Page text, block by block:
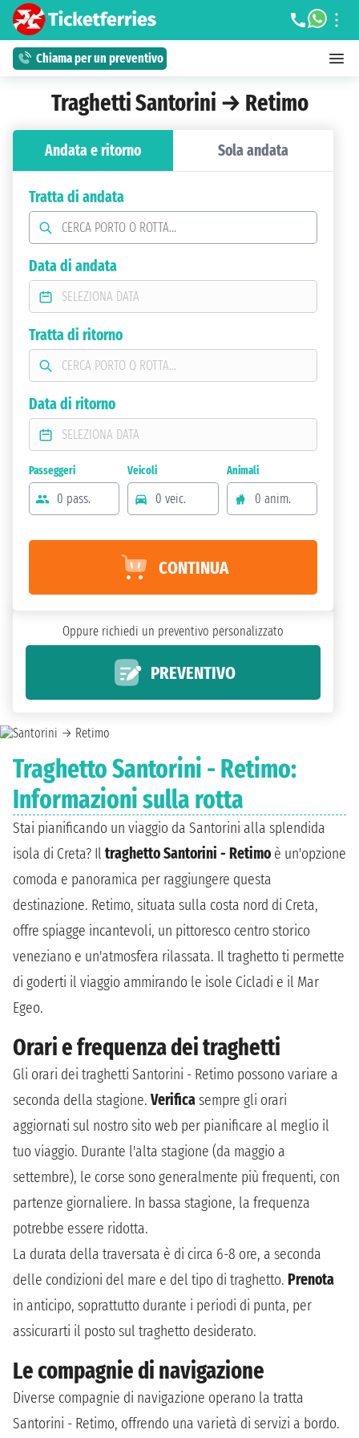
Chiama per un preventivo
Traghetti Santorini → Retimo
Traghetto Santorini - Retimo:
Informazioni sulla rotta
Stai pianificando un viaggio da Santorini alla splendida
isola di Creta? Il traghetto Santorini - Retimo è un'opzione
comoda e panoramica per raggiungere questa
destinazione. Retimo, situata sulla costa nord di Creta,
offre spiagge incantevoli, un pittoresco centro storico
veneziano e un'atmosfera rilassata. Il traghetto ti permette
di goderti il viaggio ammirando le isole Cicladi e il Mar
Egeo.
Orari e frequenza dei traghetti
Gli orari dei traghetti Santorini - Retimo possono variare a
seconda della stagione. Verificasempre gli orari
aggiornati sul nostro sito web per pianificare al meglio il
tuo viaggio. Durante l'alta stagione (da maggio a
settembre), le corse sono generalmente più frequenti, con
partenze giornaliere. In bassa stagione, la frequenza
potrebbe essere ridotta.
La durata della traversata è di circa 6-8 ore, a seconda
delle condizioni del mare e del tipo di traghetto. Prenota
in anticipo, soprattutto durante i periodi di punta, per
assicurarti il posto sul traghetto desiderato.
Le compagnie di navigazione
Diverse compagnie di navigazione operano la tratta
Santorini - Retimo, offrendo una varietà di servizi a bordo.
Andata e ritorno Sola andata
Tratta di andata
Data di andata
Tratta di ritorno
Data di ritorno
Passeggeri
0 pass.
Veicoli
0 veic.
Animali
0 anim.
CONTINUA
Oppure richiedi un preventivo personalizzato
PREVENTIVO